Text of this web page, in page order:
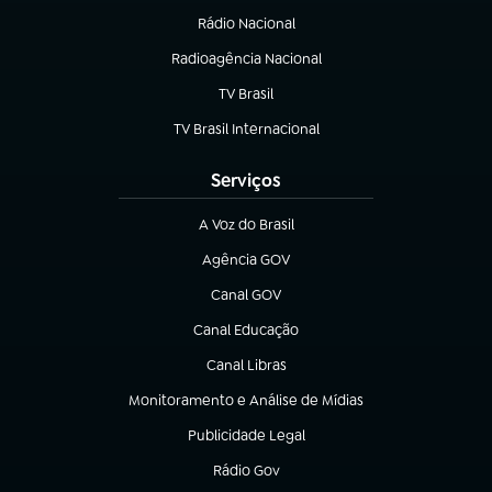
Rádio Nacional
(abre em nova aba)
Radioagência Nacional
(abre em nova aba)
TV Brasil
(abre em nova aba)
TV Brasil Internacional
(abre em nova aba)
Serviços
A Voz do Brasil
(abre em nova aba)
Agência GOV
(abre em nova aba)
Canal GOV
(abre em nova aba)
Canal Educação
(abre em nova aba)
Canal Libras
(abre em nova aba)
Monitoramento e Análise de Mídias
(abre em nova aba)
Publicidade Legal
(abre em nova aba)
Rádio Gov
(abre em nova aba)